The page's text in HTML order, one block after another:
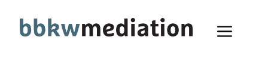
naar
Menu